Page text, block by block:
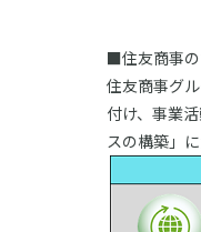
■住友商事の
住友商事グ
付け、事業
スの構築」